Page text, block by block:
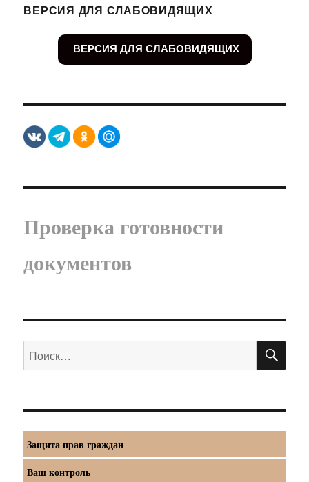
ВЕРСИЯ ДЛЯ СЛАБОВИДЯЩИХ
ВЕРСИЯ ДЛЯ СЛАБОВИДЯЩИХ
Проверка готовности
документов
Искать:
Защита прав граждан
Ваш контроль